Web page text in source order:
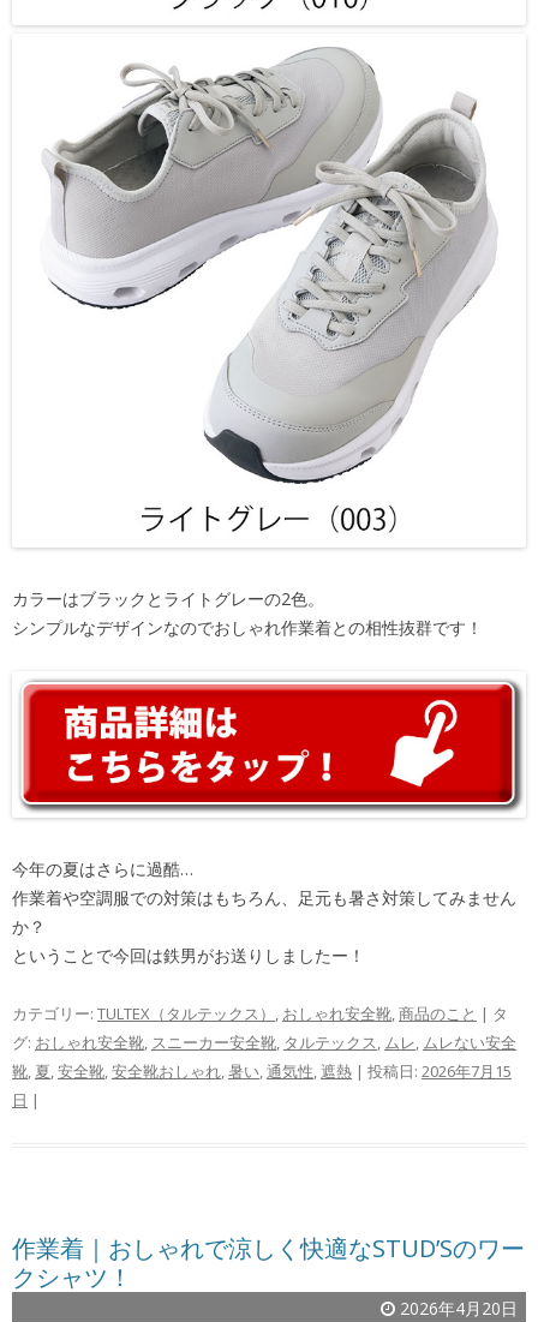
カラーはブラックとライトグレーの2色。
シンプルなデザインなのでおしゃれ作業着との相性抜群です！
今年の夏はさらに過酷…
作業着や空調服での対策はもちろん、足元も暑さ対策してみません
か？
ということで今回は鉄男がお送りしましたー！
カテゴリー: TULTEX（タルテックス） , おしゃれ安全靴,商品のこと | タ
グ: おしゃれ安全靴, スニーカー安全靴, タルテックス, ムレ, ムレない安全
靴, 夏,安全靴,安全靴おしゃれ,暑い,通気性,遮熱 | 投稿日: 2026年7月15
日 |
作業着｜おしゃれで涼しく快適なSTUD’Sのワー
クシャツ！
2026年4月20日